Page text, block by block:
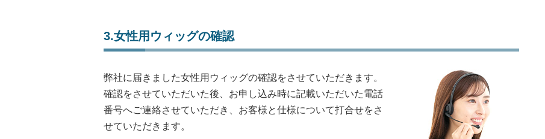
3.女性用ウィッグの確認
弊社に届きました女性用ウィッグの確認をさせていただきます。
確認をさせていただいた後、お申し込み時に記載いただいた電話
番号へご連絡させていただき、お客様と仕様について打合せをさ
せていただきます。